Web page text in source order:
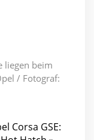
liegen beim
/ Fotograf:
Corsa GSE: